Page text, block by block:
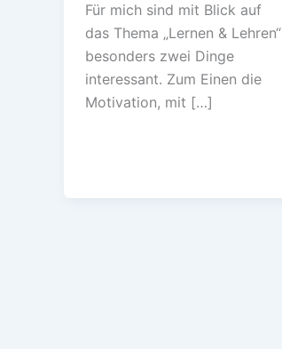
Für mich sind mit Blick auf
das Thema „Lernen & Lehren“
besonders zwei Dinge
interessant. Zum Einen die
Motivation, mit […]